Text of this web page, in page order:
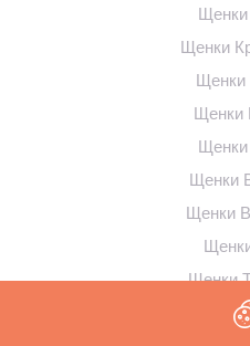
Щенки
Щенки
Щенки
Щенки
Щенки
Щенки
Щенки
Щенки